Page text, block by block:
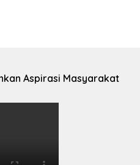
Aspirasi Masyarakat